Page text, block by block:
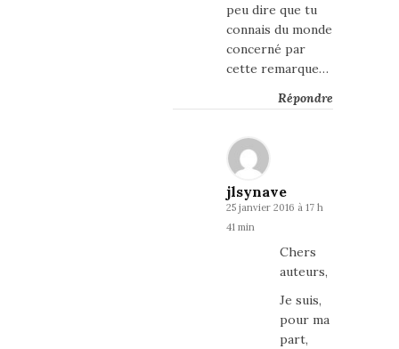
peu dire que tu
connais du monde
concerné par
cette remarque…
Répondre
jlsynave
25 janvier 2016 à 17 h
41 min
Chers
auteurs,
Je suis,
pour ma
part,